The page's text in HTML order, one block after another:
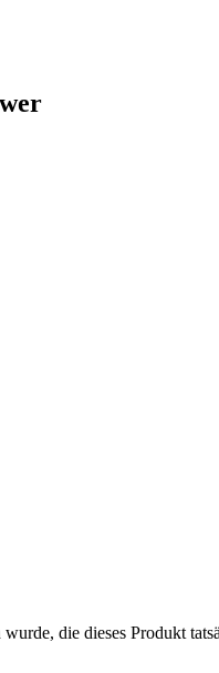
die dieses Produkt